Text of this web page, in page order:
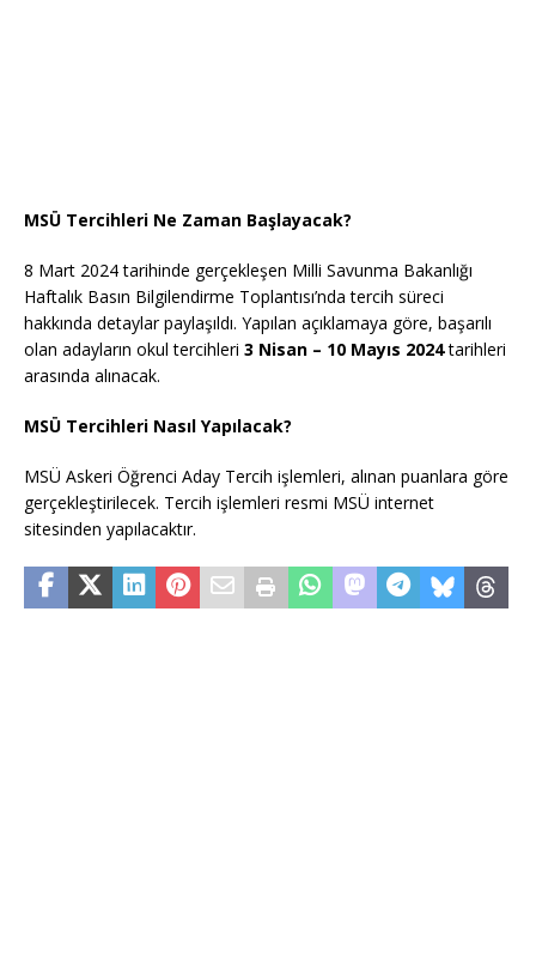
MSÜ Tercihleri Ne Zaman Başlayacak?
8 Mart 2024 tarihinde gerçekleşen Milli Savunma Bakanlığı
Haftalık Basın Bilgilendirme Toplantısı’nda tercih süreci
hakkında detaylar paylaşıldı. Yapılan açıklamaya göre, başarılı
olan adayların okul tercihleri 3 Nisan – 10 Mayıs 2024tarihleri
arasında alınacak.
MSÜ Tercihleri Nasıl Yapılacak?
MSÜ Askeri Öğrenci Aday Tercih işlemleri, alınan puanlara göre
gerçekleştirilecek. Tercih işlemleri resmi MSÜ internet
sitesinden yapılacaktır.